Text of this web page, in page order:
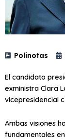
Polinotas
El candidato
exministra Clara
vicepresidencial
Ambas visiones
fundamentales